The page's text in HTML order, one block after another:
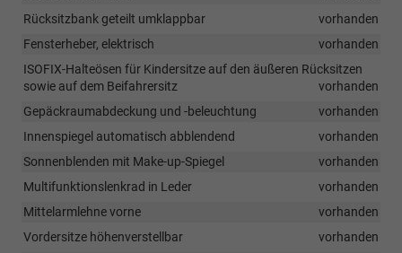
Rücksitzbank geteilt umklappbar
vorhanden
Fensterheber, elektrisch
vorhanden
ISOFIX-Halteösen für Kindersitze auf den äußeren Rücksitzen
sowie auf dem Beifahrersitz
vorhanden
Gepäckraumabdeckung und -beleuchtung
vorhanden
Innenspiegel automatisch abblendend
vorhanden
Sonnenblenden mit Make-up-Spiegel
vorhanden
Multifunktionslenkrad in Leder
vorhanden
Mittelarmlehne vorne
vorhanden
Vordersitze höhenverstellbar
vorhanden